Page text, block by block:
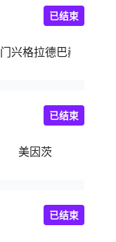
门兴格拉德巴赫二队
已结束
美因茨
已结束
已结束